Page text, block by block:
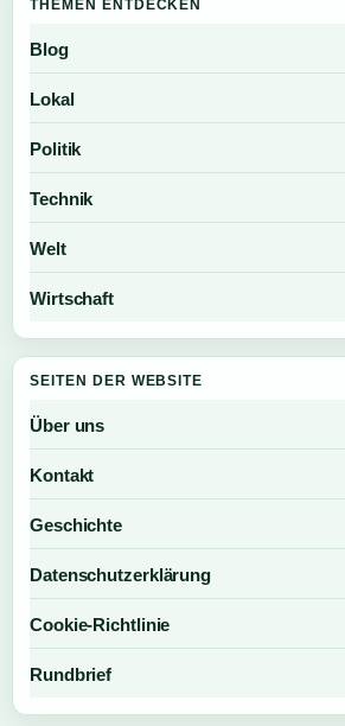
THEMEN ENTDECKEN
Blog
Lokal
Politik
Technik
Welt
Wirtschaft
SEITEN DER WEBSITE
Über uns
Kontakt
Geschichte
Datenschutzerklärung
Cookie-Richtlinie
Rundbrief